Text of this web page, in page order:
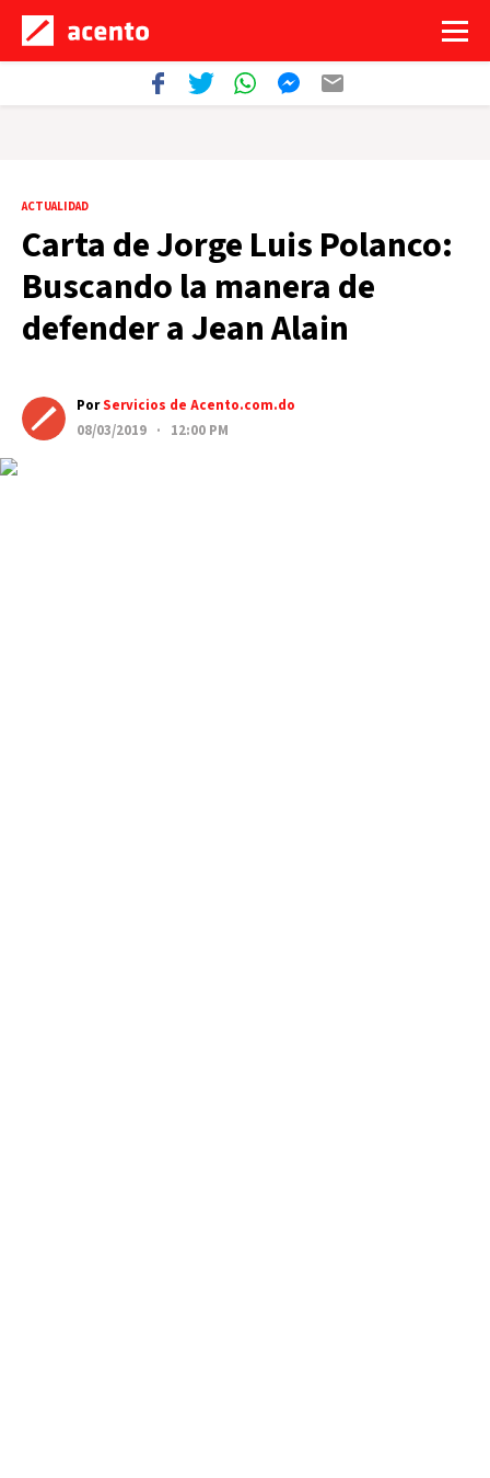
ACTUALIDAD
Carta de Jorge Luis Polanco:
Buscando la manera de
defender a Jean Alain
PorServicios de Acento.com.do
08/03/2019 · 12:00 PM